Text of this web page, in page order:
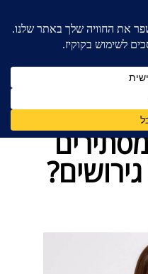
דין לענייני משפחה
לפני גירושים?